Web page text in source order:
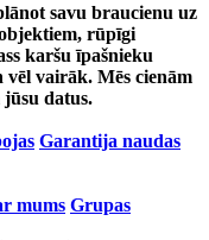
savu braucienu uz
rūpīgi
karšu īpašnieku
vairāk. Mēs cienām
datus.
Garantija naudas
mums Grupas